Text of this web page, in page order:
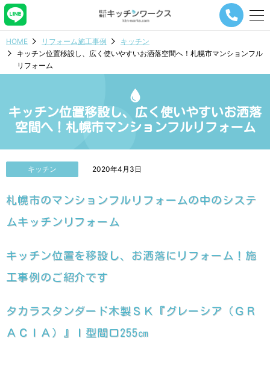
メ
ー
ビ
シ
ョ
タ
HOME リフォーム施工事例
キッチン
キッチン位置移設し、広く使いやすいお洒落空間へ！札幌市マンションフル
リフォーム
キッチン位置移設し、広く使いやすいお洒落
空間へ！札幌市マンションフルリフォーム
キッチン 2020年4月3日
札幌市のマンションフルリフォームの中のシステ
ムキッチンリフォーム
キッチン位置を移設し、お洒落にリフォーム！施
工事例のご紹介です
タカラスタンダード木製ＳＫ『グレーシア（ＧＲ
ＡＣＩＡ）』Ｉ型間口255㎝